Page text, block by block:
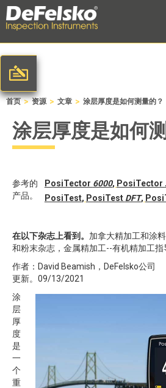
首页 > 资源 > 文章 > 涂层厚度是如何测量的？
涂层厚度是如何
参考的
产品。
PosiTector 6000, PosiTector
PosiTest, PosiTest DFT,
在以下杂志上看到。 加拿大精加工和涂
和粉末杂志，金属精加工--有机精加工指
作者：David Beamish，DeFelsko公司
更新。09/13/2021
涂
层
厚
度
是
一
个
重